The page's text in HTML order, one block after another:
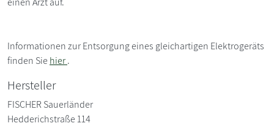
Informationen zur Entsorgung eines gleichartigen Elektrogeräts
finden Siehier.
Hersteller
FISCHER Sauerländer
Hedderichstraße 114